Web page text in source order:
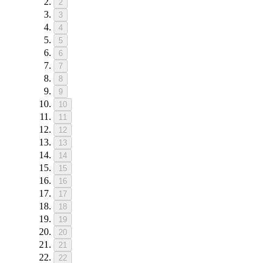
2
3
4
5
6
7
8
9
10
11
12
13
14
15
16
17
18
19
20
21
22